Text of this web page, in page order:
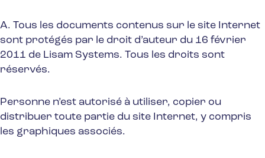
A. Tous les documents contenus sur le site Internet
sont protégés par le droit d’auteur du 16 février
2011 de Lisam Systems. Tous les droits sont
réservés.
Personne n’est autorisé à utiliser, copier ou
distribuer toute partie du site Internet, y compris
les graphiques associés.